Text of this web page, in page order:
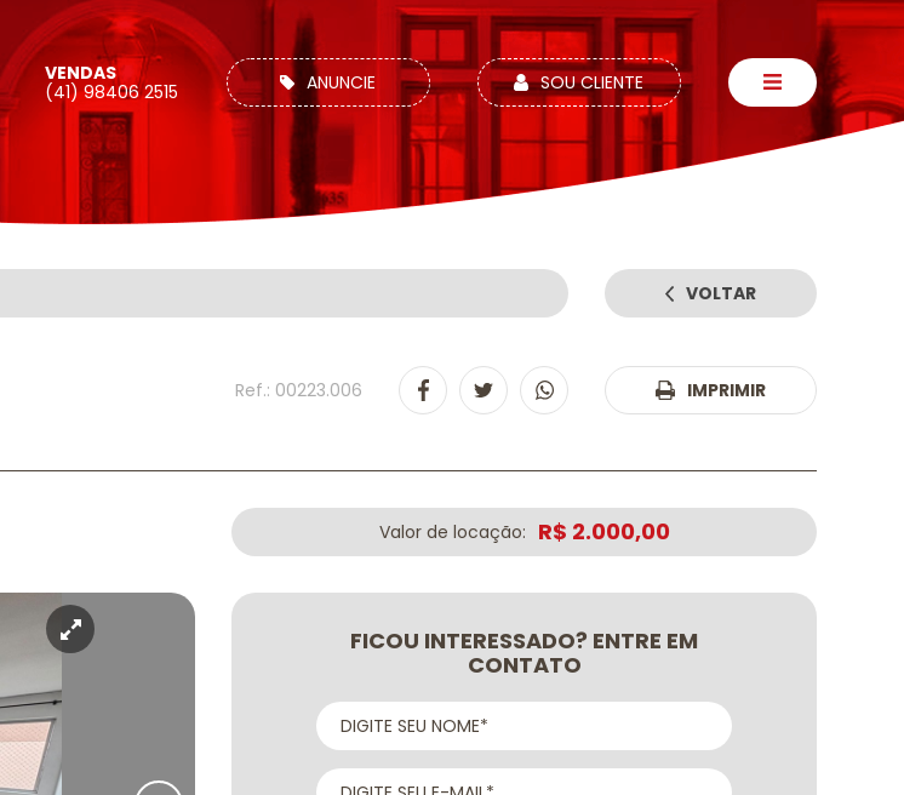
VENDAS
(41) 98406 2515
ANUNCIE SOU CLIENTE
VOLTAR
Ref.: 00223.006
IMPRIMIR
Valor de locação: R$ 2.000,00
FICOU INTERESSADO? ENTRE EM
CONTATO